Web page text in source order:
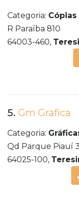
Categoria:
R Paraíba 810
64003-460,
5. Gm Grafica
Categoria:
Qd Parque Piauí
64025-100,